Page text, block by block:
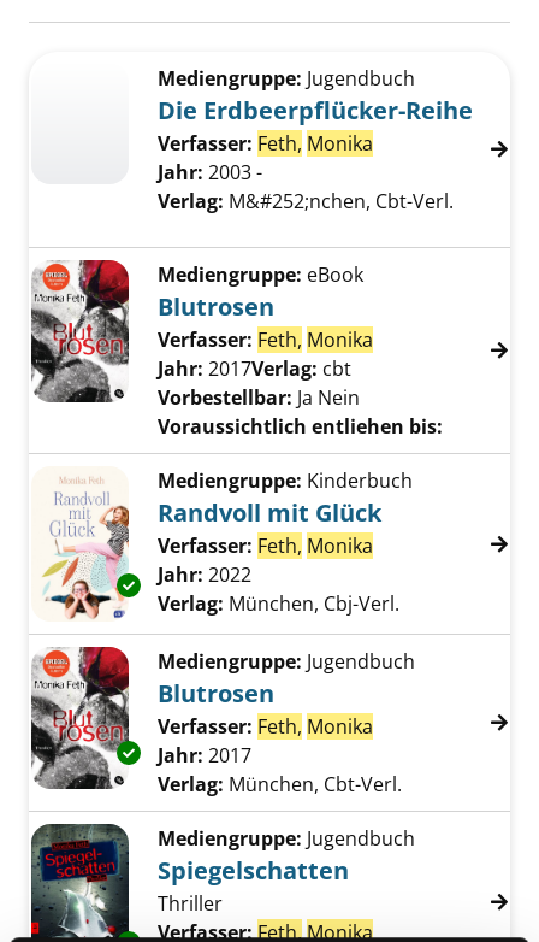
Zu den Suchfiltern springen
Mediengruppe: Jugendbuch
Die Erdbeerpflücker-Reihe
Verfasser: Feth, Monika
Jahr: 2003 -
Verlag: M&#252;nchen, Cbt-Verl.
Mediengruppe: eBook
Blutrosen
Verfasser: Feth, Monika Suche nach
Jahr: 2017Verlag: cbt
Vorbestellbar: Ja Nein
Voraussichtlich entliehen bis:
Exemplar-Details von Randvoll mit Glück
Mediengruppe: Kinderbuch
Randvoll mit Glück
Verfasser: Feth, Monika Suche nach
Jahr: 2022
Verlag: München, Cbj-Verl.
Exemplar-Details von Blutrosen anzeigen
Mediengruppe: Jugendbuch
Blutrosen
Verfasser: Feth, Monika Suche nach
Jahr: 2017
Verlag: München, Cbt-Verl.
Mediengruppe: Jugendbuch
Spiegelschatten
Thriller
Verfasser:Feth,MonikaSuche nach